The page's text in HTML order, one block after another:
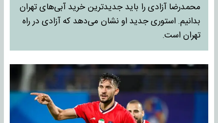
محمدرضا آزادی را باید جدیدترین خرید آبی‌های تهران
بدانیم. استوری جدید او نشان می‌دهد که آزادی در راه
تهران است.